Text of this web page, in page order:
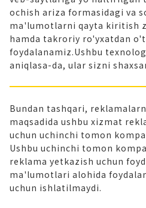
ochish ariza formasidagi va
ma'lumotlarni qayta kiritish
hamda takroriy ro'yxatdan
foydalanamiz.Ushbu
aniqlasa-da, ular sizni
Bundan tashqari,
maqsadida ushbu xizmat
uchun uchinchi tomon
Ushbu uchinchi tomon
reklama yetkazish uchun
ma'lumotlari alohida
uchun ishlatilmaydi.